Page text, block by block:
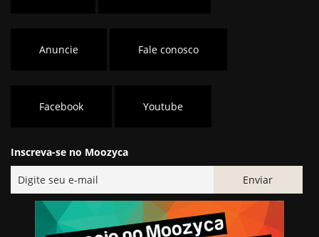
Anuncie Fale conosco
Facebook Youtube
Inscreva-se no Moozyca